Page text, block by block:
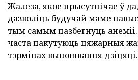
Жалеза, якое прысутнічае ў
дазволіць будучай маме
тым самым пазбегнуць анеміі.
часта пакутуюць цяжарныя
тэрмінах выношвання дзіцяці.